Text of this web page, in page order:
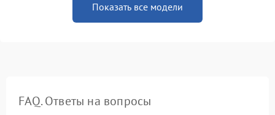
Показать все модели
FAQ. Ответы на вопросы